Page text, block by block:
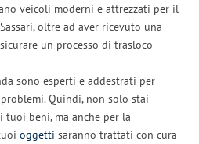
veicoli moderni e attrezzati per il
oltre ad aver ricevuto una
un processo di trasloco
sono esperti e addestrati per
Quindi, non solo stai
beni, ma anche per la
oggetti saranno trattati con cura